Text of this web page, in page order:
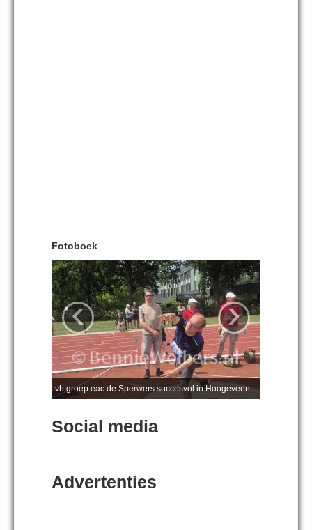
Fotoboek
vb groep eac de Sperwers succesvol in Hoogeveen
‹ ›
Social media
Advertenties